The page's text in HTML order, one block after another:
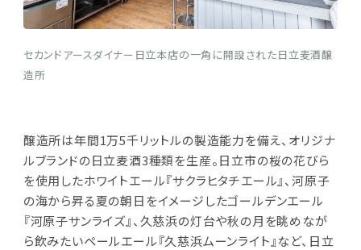
セカンドアースダイナー日立本店の一角に開設された日立麦酒醸
造所
醸造所は年間1万5千リットルの製造能力を備え、オリジナ
ルブランドの日立麦酒3種類を生産。日立市の桜の花びら
を使用したホワイトエール『サクラヒタチエール』、河原子
の海から昇る夏の朝日をイメージしたゴールデンエール
『河原子サンライズ』、久慈浜の灯台や秋の月を眺めなが
ら飲みたいペールエール『久慈浜ムーンライト』など、日立